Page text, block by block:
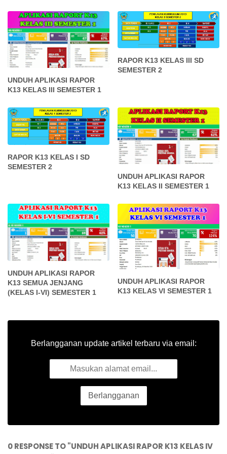
UNDUH APLIKASI RAPOR
K13 KELAS III SEMESTER 1
RAPOR K13 KELAS III SD
SEMESTER 2
RAPOR K13 KELAS I SD
SEMESTER 2
UNDUH APLIKASI RAPOR
K13 KELAS II SEMESTER 1
UNDUH APLIKASI RAPOR
K13 SEMUA JENJANG
(KELAS I-VI) SEMESTER 1
UNDUH APLIKASI RAPOR
K13 KELAS VI SEMESTER 1
Berlangganan update artikel terbaru via email:
0 RESPONSE TO "UNDUH APLIKASI RAPOR K13 KELAS IV